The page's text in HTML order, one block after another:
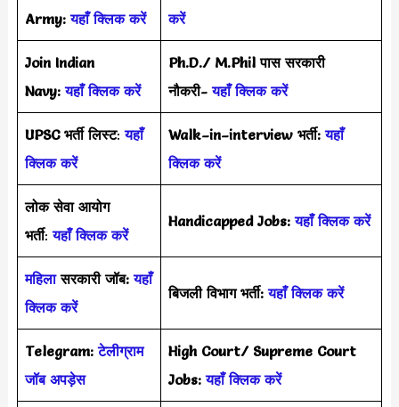
Army:यहाँ क्लिक करें
करें
Join Indian
Navy:यहाँ क्लिक करें
Ph.D./ M.Phil पास सरकारी
नौकरी- यहाँ क्लिक करें
UPSC भर्ती लिस्ट:यहाँ
क्लिक करें
Walk–in–interview भर्ती:यहाँ
क्लिक करें
लोक सेवा आयोग
भर्ती:यहाँ क्लिक करें
Handicapped Jobs:यहाँ क्लिक करें
महिलासरकारी जॉब: यहाँ
क्लिक करें
बिजली विभाग भर्ती:यहाँ क्लिक करें
Telegram: टेलीग्राम
जॉब अपड़ेस
High Court/ Supreme Court
Jobs:यहाँ क्लिक करें